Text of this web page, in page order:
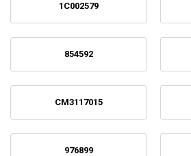
1C002579
854592
CM3117015
976899